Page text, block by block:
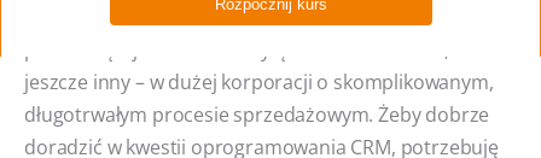
Innego typu system przyda się w organizacji
jeszcze inny – w dużej korporacji o skomplikowanym,
długotrwałym procesie sprzedażowym. Żeby dobrze
doradzić w kwestii oprogramowania CRM, potrzebuję